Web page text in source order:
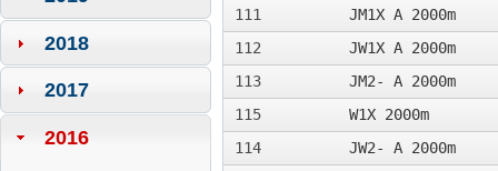
2018
2017
2016
111
JM1X A 2000m­
112
JW1X A 2000m­
113
JM2- A 2000m
115
W1X 2000m
114
JW2- A 2000m